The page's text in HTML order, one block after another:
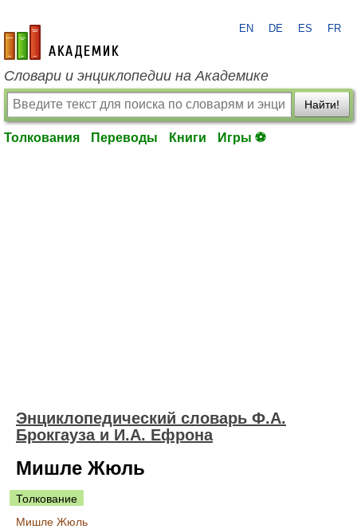
academic.ru
EN DE ES FR
Словари и энциклопедии на Академике
Найти!
Толкования Переводы Книги Игры ⚽
Энциклопедический словарь Ф.А.
Брокгауза и И.А. Ефрона
Мишле Жюль
Толкование
Мишле Жюль